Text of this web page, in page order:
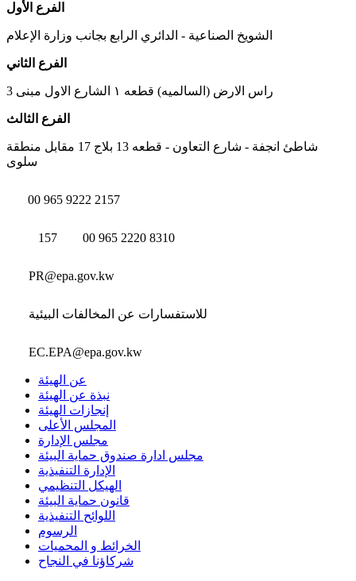
الفرع الأول
الشويخ الصناعية - الدائري الرابع بجانب وزارة الإعلام
الفرع الثاني
راس الارض (السالميه) قطعه ١ الشارع الاول مبنى 3
الفرع الثالث
شاطئ انجفة - شارع التعاون - قطعه 13 بلاج 17 مقابل منطقة
سلوى
00 965 9222 2157
157 00 965 2220 8310
PR@epa.gov.kw
للاستفسارات عن المخالفات البيئية
EC.EPA@epa.gov.kw
عن الهيئة
نبذة عن الهيئة
إنجازات الهيئة
المجلس الأعلى
مجلس الإدارة
مجلس ادارة صندوق حماية البيئة
الإدارة التنفيذية
الهيكل التنظيمي
قانون حماية البيئة
اللوائح التنفيذية
الرسوم
الخرائط و المحميات
شركاؤنا في النجاح